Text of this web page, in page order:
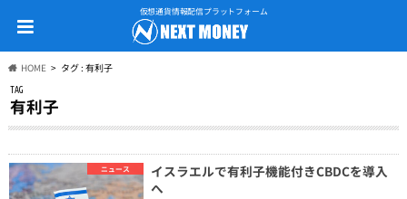
仮想通貨情報配信プラットフォーム
HOME タグ : 有利子
TAG
有利子
ニュース
イスラエルで有利子機能付きCBDCを導入
へ